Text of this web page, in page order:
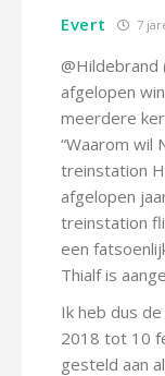
Evert 7
@Hildebrand
afgelopen
meerdere
“Waarom wil
treinstation
afgelopen
treinstation
een
Thialf is
Ik heb dus
2018 tot 10
gesteld aan